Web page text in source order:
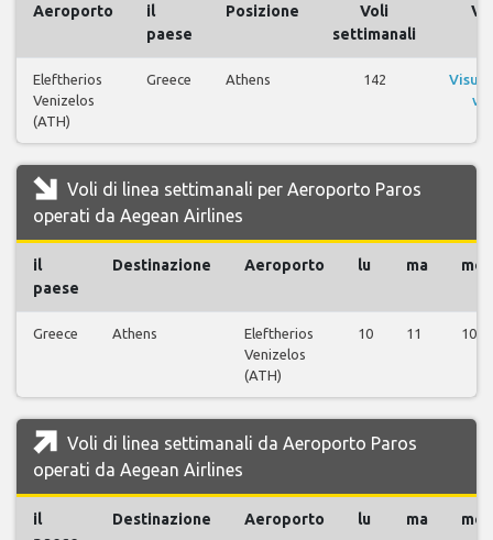
Aeroporto
il
paese
Posizione
Voli
settimanali
Eleftherios
Venizelos
(ATH)
Greece Athens 142
Voli di linea settimanali per Aeroporto Paros
operati da Aegean Airlines
il
paese
Destinazione Aeroporto lu ma me
Greece Athens
Eleftherios
Venizelos
(ATH)
10 11 10
Voli di linea settimanali da Aeroporto Paros
operati da Aegean Airlines
il
Destinazione Aeroporto lu ma me